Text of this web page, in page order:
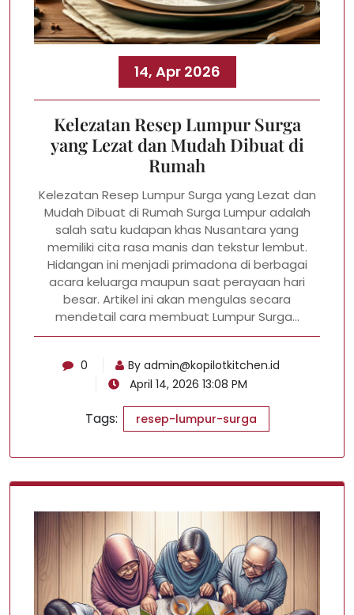
14, Apr 2026
Kelezatan Resep Lumpur Surga
yang Lezat dan Mudah Dibuat di
Rumah
Kelezatan Resep Lumpur Surga yang Lezat dan
Mudah Dibuat di Rumah Surga Lumpur adalah
salah satu kudapan khas Nusantara yang
memiliki cita rasa manis dan tekstur lembut.
Hidangan ini menjadi primadona di berbagai
acara keluarga maupun saat perayaan hari
besar. Artikel ini akan mengulas secara
mendetail cara membuat Lumpur Surga…
0 By admin@kopilotkitchen.id
April 14, 2026 13:08 PM
Tags: resep-lumpur-surga